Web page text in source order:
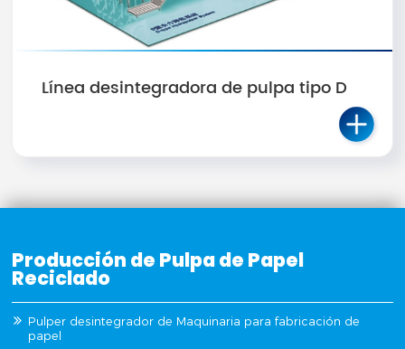
Línea desintegradora de pulpa tipo D
Producción de Pulpa de Papel
Reciclado
Pulper desintegrador de Maquinaria para fabricación de
papel